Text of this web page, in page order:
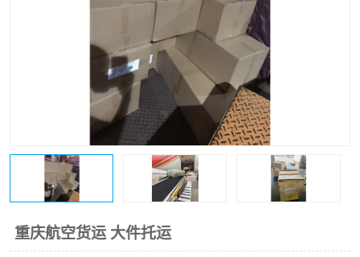
重庆航空货运 大件托运